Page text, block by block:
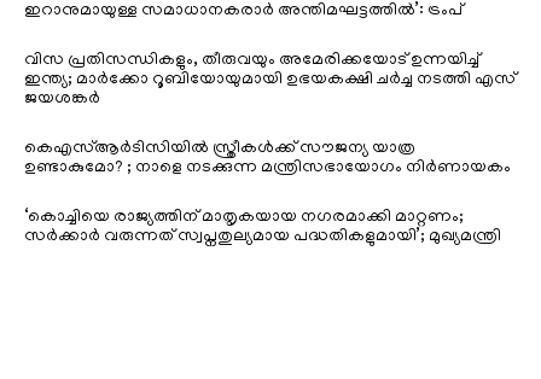
ഇറാനുമായുള്ള സമാധാനകരാർ അന്തിമഘട്ടത്തിൽ‌’: ട്രംപ്
വിസ പ്രതിസന്ധികളും, തീരുവയും അമേരിക്കയോട് ഉന്നയിച്ച്
ഇന്ത്യ; മാർക്കോ റൂബിയോയുമായി ഉഭയകക്ഷി ചർച്ച നടത്തി എസ്
ജയശങ്കർ
കെഎസ്ആർടിസിയിൽ സ്ത്രീകൾക്ക് സൗജന്യ യാത്ര
ഉണ്ടാകുമോ? ; നാളെ നടക്കുന്ന മന്ത്രിസഭായോഗം നിർണായകം
‘കൊച്ചിയെ രാജ്യത്തിന് മാതൃകയായ നഗരമാക്കി മാറ്റണം;
സർക്കാർ വരുന്നത് സ്വപ്നതുല്യമായ പദ്ധതികളുമായി’; മുഖ്യമന്ത്രി